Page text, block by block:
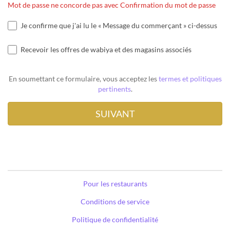
Mot de passe ne concorde pas avec Confirmation du mot de passe
Je confirme que j'ai lu le « Message du commerçant » ci-dessus
Recevoir les offres de wabiya et des magasins associés
En soumettant ce formulaire, vous acceptez lestermes et politiques
pertinents.
Pour les restaurants
Conditions de service
Politique de confidentialité